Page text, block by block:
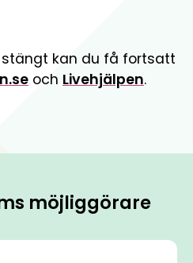
kan du få fortsatt
och Livehjälpen.
möjliggörare